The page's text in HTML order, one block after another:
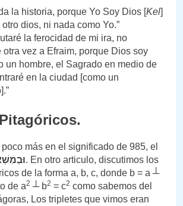
la historia, porque Yo Soy Dios [Kel]
dios, ni nada como Yo.”
la ferocidad de mi ira, no
otra vez a Efraim, porque Dios soy
un hombre, el Sagrado en medio de
en la ciudad [como un
más en el significado de 985, el
. En otro articulo, discutimos los
de la forma a, b, c, donde b = a ┴
de a2 ┴ b2 = c2 como sabemos del
Los tripletes que vimos eran